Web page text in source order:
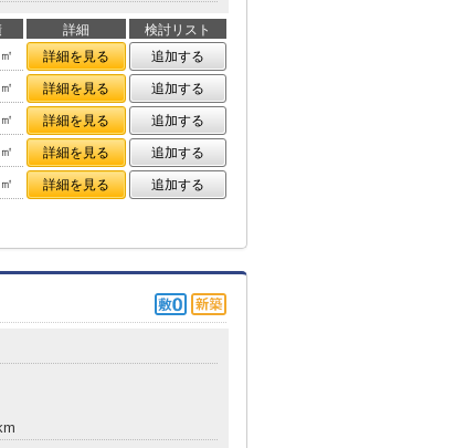
詳細
検討リスト
詳細を見る
追加する
詳細を見る
追加する
詳細を見る
追加する
詳細を見る
追加する
詳細を見る 追加する